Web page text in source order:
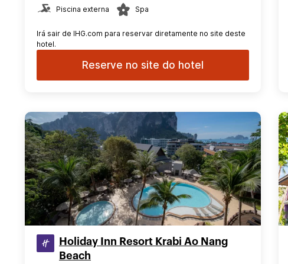
Piscina externa
Spa
Irá sair de IHG.com para reservar diretamente no site deste
hotel.
Reserve no site do hotel
Holiday Inn Resort Krabi Ao Nang
Beach